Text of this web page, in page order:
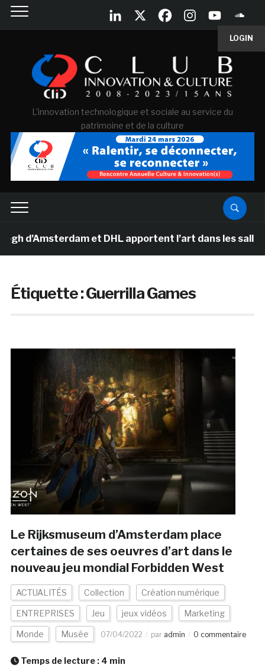
LOGIN
L'innovation technologique et sociale au service du
patrimoine et de la culture
d’Amsterdam et DHL apportent l’art dans les salles
Étiquette :Guerrilla Games
Le Rijksmuseum d’Amsterdam place
certaines de ses oeuvres d’art dans le
nouveau jeu mondial Forbidden West
ACTUALITÉS Collection Création numérique
ENTREPRISES Jeu jeux vidéos Marketing
Monde Musée 07/04/2022 par admin 0 commentaire
Temps de lecture : 4 min